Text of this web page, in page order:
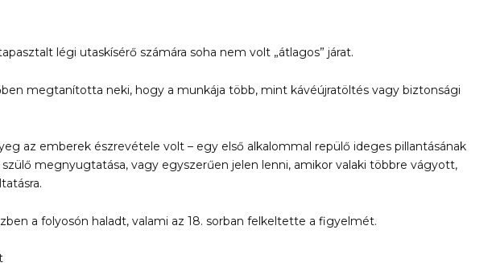
légi utaskísérő számára soha nem volt „átlagos” járat.
megtanította neki, hogy a munkája több, mint kávéújratöltés vagy biztonsági
az emberek észrevétele volt – egy első alkalommal repülő ideges pillantásának
megnyugtatása, vagy egyszerűen jelen lenni, amikor valaki többre vágyott,
a folyosón haladt, valami az 18. sorban felkeltette a figyelmét.